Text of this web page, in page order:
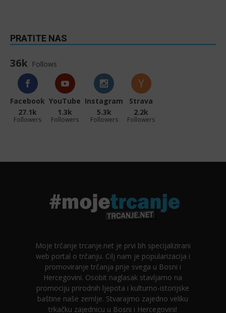
PRATITE NAS
36k Follows
Facebook
27.1k
Followers
YouTube
1.3k
Followers
Instagram
5.3k
Followers
Strava
2.2k
Followers
Moje trčanje trcanje.net je prvi bh specijalizirani
web portal o trčanju. Cilj nam je popularizacija i
promoviranje trčanja prije svega u Bosni i
Hercegovini. Osobit naglasak stavljamo na
promociju prirodnih ljepota i kulturno-istorijske
baštine naše zemlje. Stvarajmo zajedno veliku
trkačku zajednicu u Bosni i Hercegovini!